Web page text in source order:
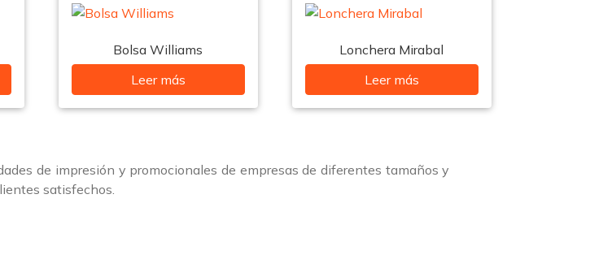
Bolsa Williams
Leer más
Lonchera Mirabal
Leer más
de impresión y promocionales de empresas de diferentes tamaños y
satisfechos.